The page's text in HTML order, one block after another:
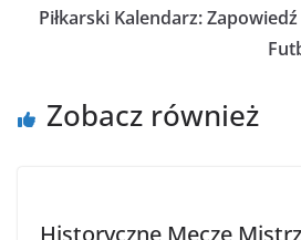
Piłkarski Kalendarz:
Zobacz również
Historyczne Mecze